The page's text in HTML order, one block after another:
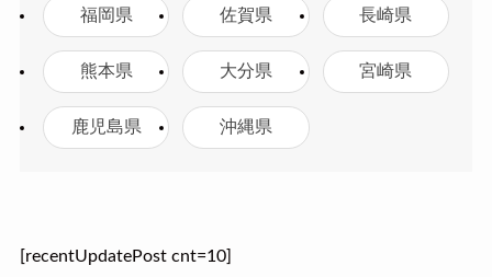
福岡県 佐賀県 長崎県
熊本県 大分県 宮崎県
鹿児島県 沖縄県
[recentUpdatePost cnt=10]